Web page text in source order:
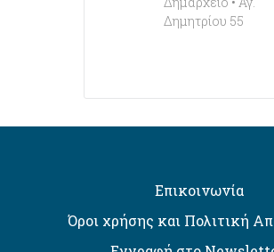
Δημητρίου 55
Επικοινωνία
Όροι χρήσης και Πολιτική